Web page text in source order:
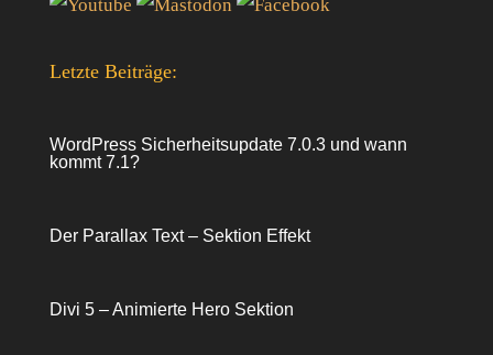
Letzte Beiträge:
WordPress Sicherheitsupdate 7.0.3 und wann
kommt 7.1?
Der Parallax Text – Sektion Effekt
Divi 5 – Animierte Hero Sektion